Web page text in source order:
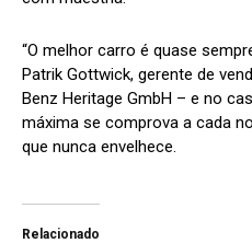
“O melhor carro é quase
Patrik Gottwick, gerente de
Benz Heritage GmbH – e no
máxima se comprova a cada
que nunca envelhece.
Relacionado